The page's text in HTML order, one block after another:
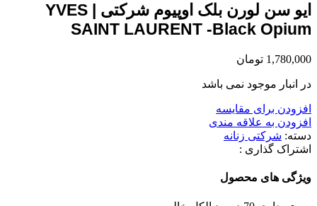
ایو سن لورن بلک اوپیوم شرکتی | YVES
SAINT LAURENT -Black Opium
1,780,000 تومان
در انبار موجود نمی باشد
افزودن برای مقایسه
افزودن به علاقه مندی
دسته: شرکتی زنانه
اشتراک گذاری :
ویژگی های محصول